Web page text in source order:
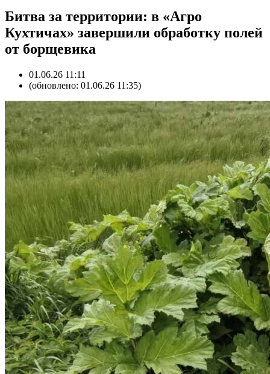
Битва за территории: в «Агро
Кухтичах» завершили обработку полей
от борщевика
01.06.26 11:11
(обновлено: 01.06.26 11:35)